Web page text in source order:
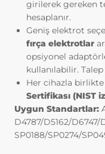
Kağıt
Beton Nem
Enspeksiyon
Smartlink
Air Leak Test
Standardlar
girilerek gereken
hesaplanır.
Geniş elektrot
fırça elektrotlar
opsiyonel
kullanılabilir.
Her cihazla birlikte
Sertifikası (NIST
Uygun Standartlar:
D4787/D5162/D6747/
SP0188/SP0274/
2. ÇEREZ
AMAÇLARI
Çerezler,
tarafından
veya ağ
metin
dil ve diğer
dosyaları, siteye
tercihlerinizin
deneyiminizi
hizmetlerimizde